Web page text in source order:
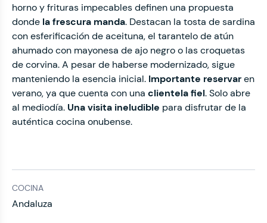
horno y frituras impecables definen una propuesta
donde la frescura manda. Destacan la tosta de sardina
con esferificación de aceituna, el tarantelo de atún
ahumado con mayonesa de ajo negro o las croquetas
de corvina. A pesar de haberse modernizado, sigue
manteniendo la esencia inicial. Importante reservaren
verano, ya que cuenta con una clientela fiel. Solo abre
al mediodía. Una visita ineludible para disfrutar de la
auténtica cocina onubense.
COCINA
Andaluza